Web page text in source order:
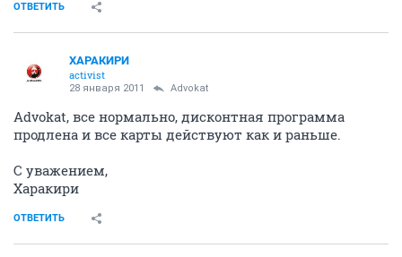
ОТВЕТИТЬ
ХАРАКИРИ
activist
28 января 2011 Advokat
Advokat, все нормально, дисконтная программа
продлена и все карты действуют как и раньше.
С уважением,
Харакири
ОТВЕТИТЬ